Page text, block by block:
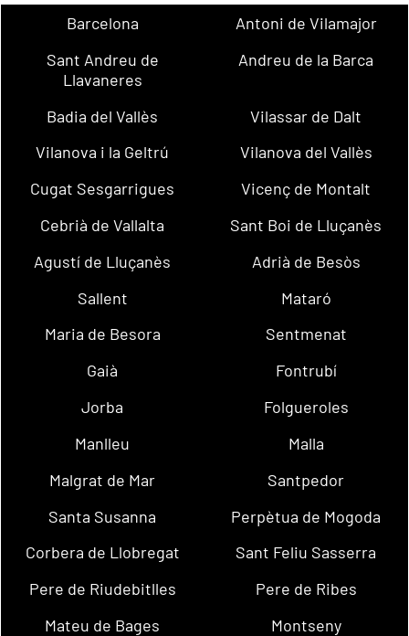
Barcelona
Antoni de Vilamajor
Sant Andreu de
Llavaneres
Andreu de la Barca
Badia del Vallès
Vilassar de Dalt
Vilanova i la Geltrú
Vilanova del Vallès
Cugat Sesgarrigues
Vicenç de Montalt
Cebrià de Vallalta
Sant Boi de Lluçanès
Agustí de Lluçanès
Adrià de Besòs
Sallent
Mataró
Maria de Besora
Sentmenat
Gaià
Fontrubí
Jorba
Folgueroles
Manlleu
Malla
Malgrat de Mar
Santpedor
Santa Susanna
Perpètua de Mogoda
Corbera de Llobregat
Sant Feliu Sasserra
Pere de Riudebitlles
Pere de Ribes
Mateu de Bages
Montseny